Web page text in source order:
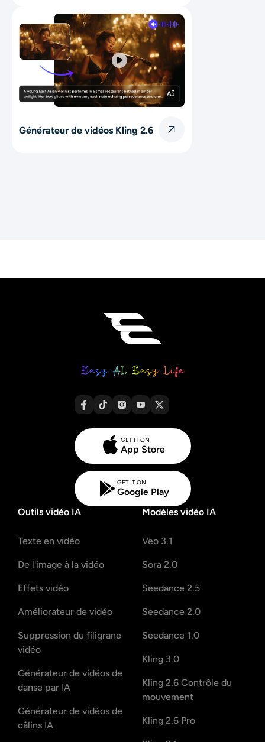
Générateur de vidéos Kling 2.6
GET IT ON
App Store
GET IT ON
Google Play
Outils vidéo IA
Texte en vidéo
De l'image à la vidéo
Effets vidéo
Améliorateur de vidéo
Suppression du filigrane
vidéo
Générateur de vidéos de
danse par IA
Générateur de vidéos de
câlins IA
Modèles vidéo IA
Veo 3.1
Sora 2.0
Seedance 2.5
Seedance 2.0
Seedance 1.0
Kling 3.0
Kling 2.6 Contrôle du
mouvement
Kling 2.6 Pro